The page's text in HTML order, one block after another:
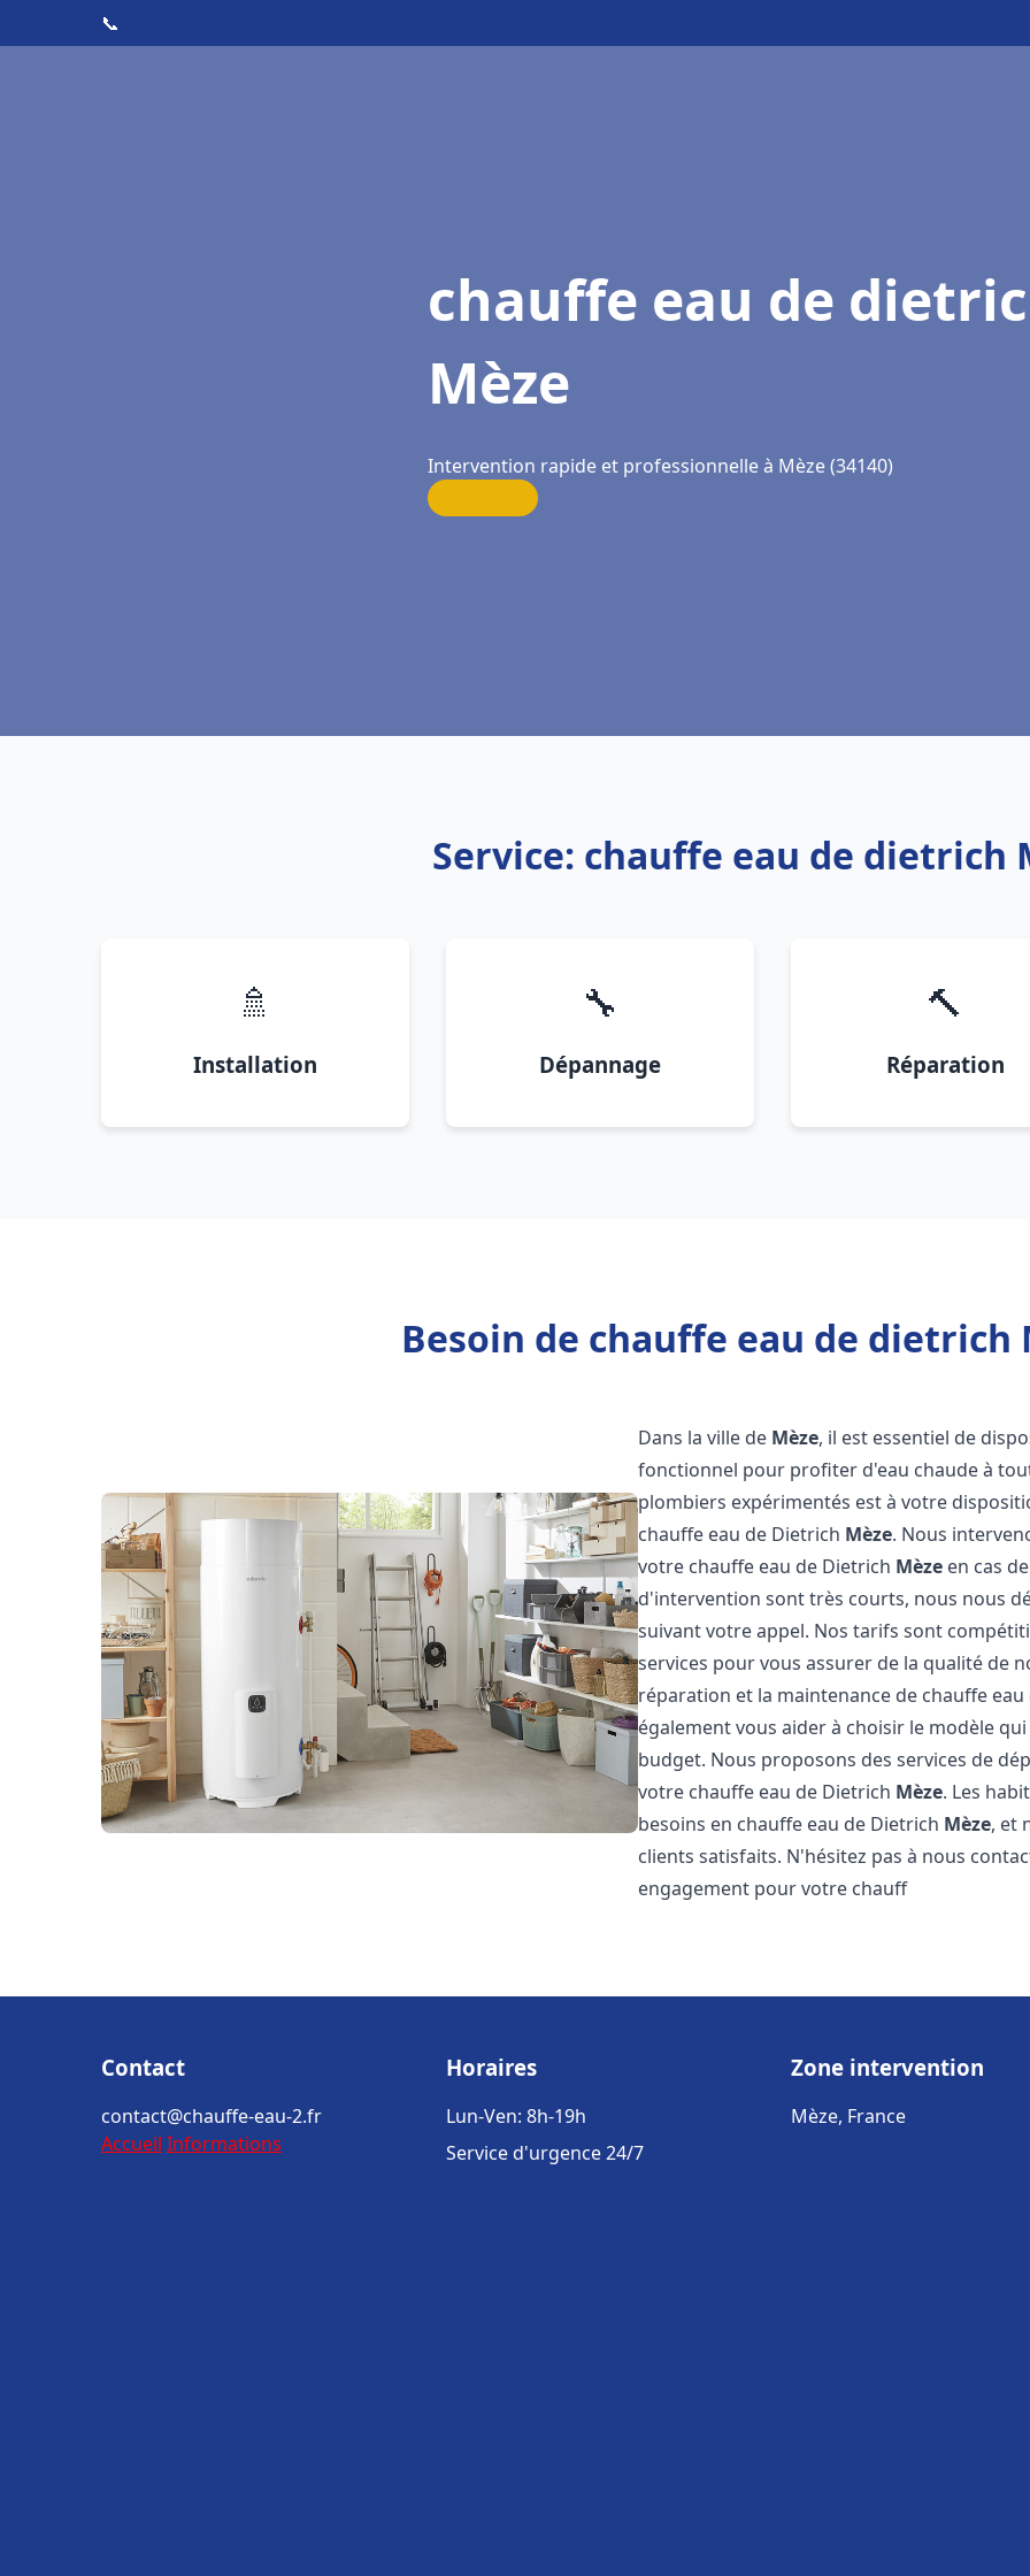
📞
chauffe eau de
Mèze
Intervention rapide et professionnelle à Mèze (34140)
Service: chauffe eau de dietrich
🚿
Installation
🔧
Dépannage
🔨
Réparation
Besoin de chauffe eau de dietrich
Dans la ville de Mèze, il est essentiel de
fonctionnel pour profiter d'eau chaude à
plombiers expérimentés est à votre
chauffe eau de Dietrich Mèze. Nous
votre chauffe eau de Dietrich Mèze en cas
d'intervention sont très courts, nous nous
suivant votre appel. Nos tarifs sont
services pour vous assurer de la qualité de
réparation et la maintenance de chauffe
également vous aider à choisir le modèle
budget. Nous proposons des services de
votre chauffe eau de Dietrich Mèze. Les
besoins en chauffe eau de Dietrich Mèze, et
clients satisfaits. N'hésitez pas à nous
engagement pour votre chauff
Contact
contact@chauffe-eau-2.fr
Accueil Informations
Horaires
Lun-Ven: 8h-19h
Service d'urgence 24/7
Zone intervention
Mèze, France